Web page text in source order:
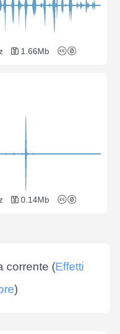
1.66Mb
0.14Mb
corrente (Effetti
)